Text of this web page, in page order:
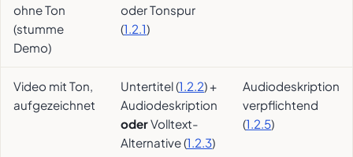
ohne Ton
(stumme
Demo)
oder Tonspur
(1.2.1)
Video mit Ton,
aufgezeichnet
Untertitel (1.2.2) +
Audiodeskription
oderVolltext-
Alternative (1.2.3)
Audiodeskription
verpflichtend
(1.2.5)